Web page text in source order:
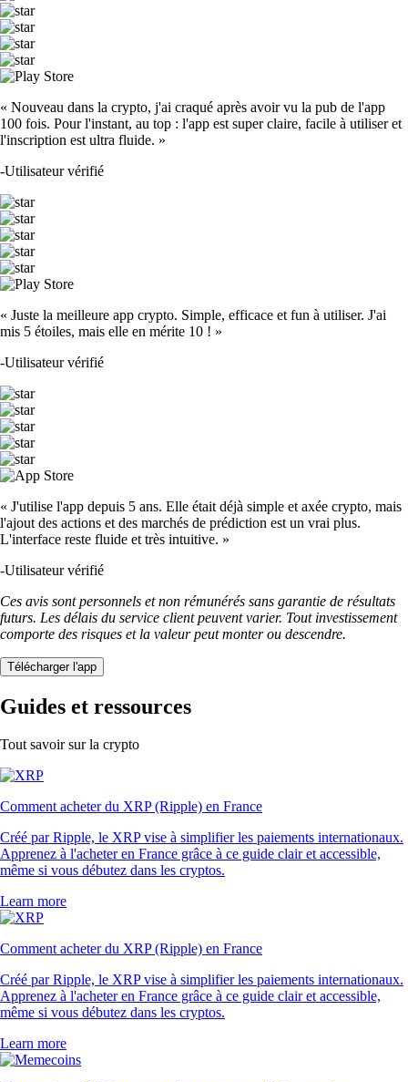
« Nouveau dans la crypto, j'ai craqué après avoir vu la pub de l'app
100 fois. Pour l'instant, au top : l'app est super claire, facile à utiliser et
l'inscription est ultra fluide. »
-Utilisateur vérifié
« Juste la meilleure app crypto. Simple, efficace et fun à utiliser. J'ai
mis 5 étoiles, mais elle en mérite 10 ! »
-Utilisateur vérifié
« J'utilise l'app depuis 5 ans. Elle était déjà simple et axée crypto, mais
l'ajout des actions et des marchés de prédiction est un vrai plus.
L'interface reste fluide et très intuitive. »
-Utilisateur vérifié
Ces avis sont personnels et non rémunérés sans garantie de résultats
futurs. Les délais du service client peuvent varier. Tout investissement
comporte des risques et la valeur peut monter ou descendre.
Télécharger l'app
Guides et ressources
Tout savoir sur la crypto
Comment acheter du XRP (Ripple) en France
Créé par Ripple, le XRP vise à simplifier les paiements internationaux.
Apprenez à l'acheter en France grâce à ce guide clair et accessible,
même si vous débutez dans les cryptos.
Learn more
Comment acheter du XRP (Ripple) en France
Créé par Ripple, le XRP vise à simplifier les paiements internationaux.
Apprenez à l'acheter en France grâce à ce guide clair et accessible,
même si vous débutez dans les cryptos.
Learn more